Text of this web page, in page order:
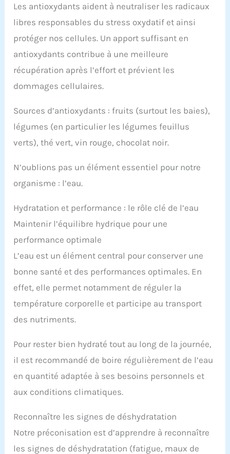
Les antioxydants aident à neutraliser les radicaux
libres responsables du stress oxydatif et ainsi
protéger nos cellules. Un apport suffisant en
antioxydants contribue à une meilleure
récupération après l’effort et prévient les
dommages cellulaires.
Sources d’antioxydants : fruits (surtout les baies),
légumes (en particulier les légumes feuillus
verts), thé vert, vin rouge, chocolat noir.
N’oublions pas un élément essentiel pour notre
organisme : l’eau.
Hydratation et performance : le rôle clé de l’eau
Maintenir l’équilibre hydrique pour une
performance optimale
L’eau est un élément central pour conserver une
bonne santé et des performances optimales. En
effet, elle permet notamment de réguler la
température corporelle et participe au transport
des nutriments.
Pour rester bien hydraté tout au long de la journée,
il est recommandé de boire régulièrement de l’eau
en quantité adaptée à ses besoins personnels et
aux conditions climatiques.
Reconnaître les signes de déshydratation
Notre préconisation est d’apprendre à reconnaître
les signes de déshydratation (fatigue, maux de